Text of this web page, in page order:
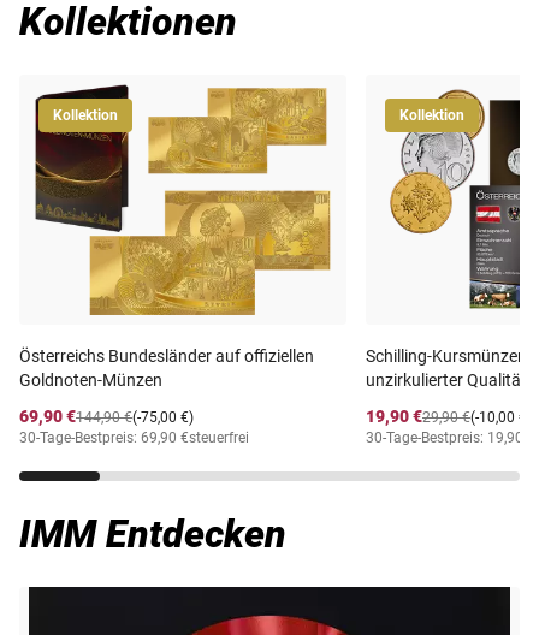
Kollektionen
Kollektion
Österreichs Bundesländer auf offiziellen
Goldnoten-Münzen
69,90 €
(-75,00 €)
144,90 €
30-Tage-Bestpreis: 69,90 €steuerfrei
Kollektion
Schilling-
unzirkulierter Qualität
19,90 €
(-10,00 €)
29,90 €
30-Tage-Bestpreis: 19,90 €
IMM Entdecken